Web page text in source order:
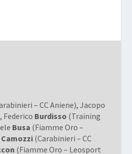
– CC Aniene), Jacopo
Federico Burdisso (Training
Busa (Fiamme Oro –
Camozzi(Carabinieri – CC
(Fiamme Oro – Leosport